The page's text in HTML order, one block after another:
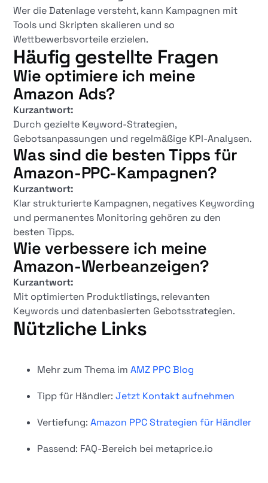
Wer die Datenlage versteht, kann Kampagnen mit
Tools und Skripten skalieren und so
Wettbewerbsvorteile erzielen.
Häufig gestellte Fragen
Wie optimiere ich meine
Amazon Ads?
Kurzantwort:
Durch gezielte Keyword-Strategien,
Gebotsanpassungen und regelmäßige KPI-Analysen.
Was sind die besten Tipps für
Amazon-PPC-Kampagnen?
Kurzantwort:
Klar strukturierte Kampagnen, negatives Keywording
und permanentes Monitoring gehören zu den
besten Tipps.
Wie verbessere ich meine
Amazon-Werbeanzeigen?
Kurzantwort:
Mit optimierten Produktlistings, relevanten
Keywords und datenbasierten Gebotsstrategien.
Nützliche Links
Mehr zum Thema imAMZ PPC Blog
Tipp für Händler:Jetzt Kontakt aufnehmen
Vertiefung:Amazon PPC Strategien für Händler
Passend: FAQ-Bereich bei metaprice.io